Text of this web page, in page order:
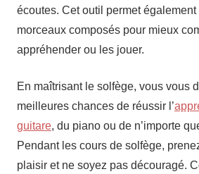
écoutes. Cet outil permet
morceaux composés pour mieux
appréhender ou les jouer.
En maîtrisant le solfège, vous vous
meilleures chances de réussir l’
guitare, du piano ou de n’importe
Pendant les cours de solfège,
plaisir et ne soyez pas découragé.